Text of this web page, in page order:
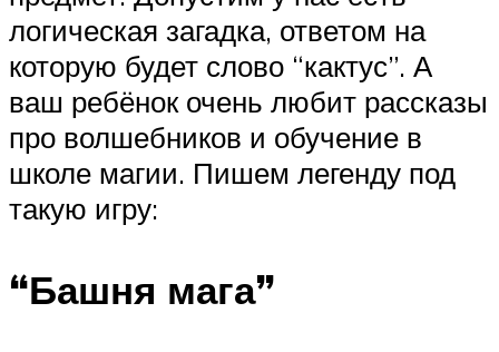
логическая загадка, ответом на
которую будет слово “кактус”. А
ваш ребёнок очень любит рассказы
про волшебников и обучение в
школе магии. Пишем легенду под
такую игру:
“Башня мага”